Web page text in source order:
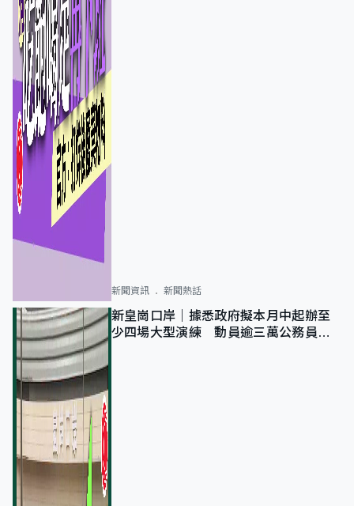
新聞資訊 新聞熱話
新皇崗口岸｜據悉政府擬本月中起辦至
少四場大型演練 動員逾三萬公務員人